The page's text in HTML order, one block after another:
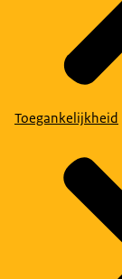
Toegankelijkheid